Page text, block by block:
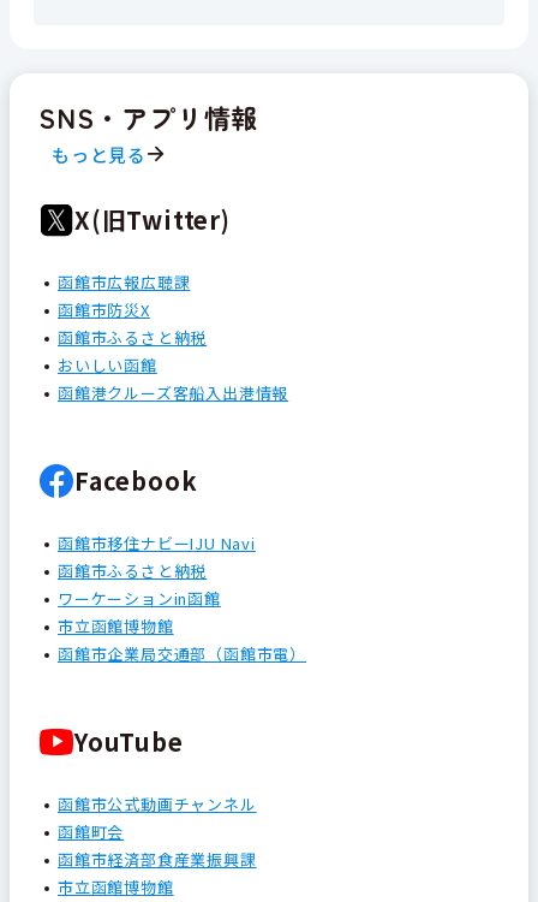
SNS・アプリ情報
もっと見る
X(旧Twitter)
函館市広報広聴課
函館市防災X
函館市ふるさと納税
おいしい函館
函館港クルーズ客船入出港情報
Facebook
函館市移住ナビーIJU Navi
函館市ふるさと納税
ワーケーションin函館
市立函館博物館
函館市企業局交通部（函館市電）
YouTube
函館市公式動画チャンネル
函館町会
函館市経済部食産業振興課
市立函館博物館